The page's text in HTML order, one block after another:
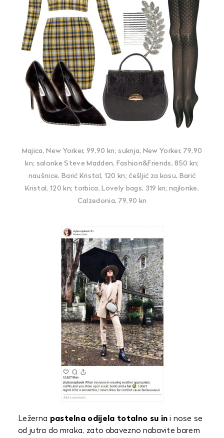
Majica, New Yorker, 99,90 kn; suknja, New Yorker, 79,90
kn; salonke Steve Madden, Fashion&Friends, 850 kn;
naušnice, Barić Kristal, 120 kn; češljić za kosu, Barić
Kristal, 120 kn; torbica, Lovely bags, 319 kn; najlonke,
Calzedonia, 79,90 kn
Ležerna pastelna odijela totalno su in i nose se
od jutra do mraka, zato obavezno nabavite barem